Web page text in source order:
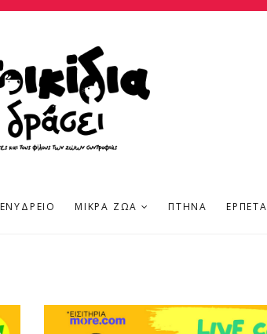
ΕΝΥΔΡΕΊΟ ΜΙΚΡΆ ΖΏΑ ΠΤΗΝΆ ΕΡΠΕΤΆ